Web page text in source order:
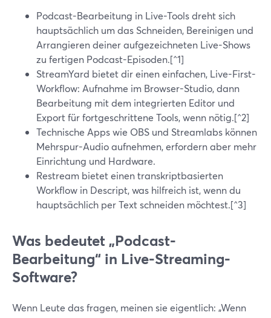
Podcast-Bearbeitung in Live-Tools dreht sich
hauptsächlich um das Schneiden, Bereinigen und
Arrangieren deiner aufgezeichneten Live-Shows
zu fertigen Podcast-Episoden.[^1]
StreamYard bietet dir einen einfachen, Live-First-
Workflow: Aufnahme im Browser-Studio, dann
Bearbeitung mit dem integrierten Editor und
Export für fortgeschrittene Tools, wenn nötig.[^2]
Technische Apps wie OBS und Streamlabs können
Mehrspur-Audio aufnehmen, erfordern aber mehr
Einrichtung und Hardware.
Restream bietet einen transkriptbasierten
Workflow in Descript, was hilfreich ist, wenn du
hauptsächlich per Text schneiden möchtest.[^3]
Was bedeutet „Podcast-
Bearbeitung“ in Live-Streaming-
Software?
Wenn Leute das fragen, meinen sie eigentlich: „Wenn